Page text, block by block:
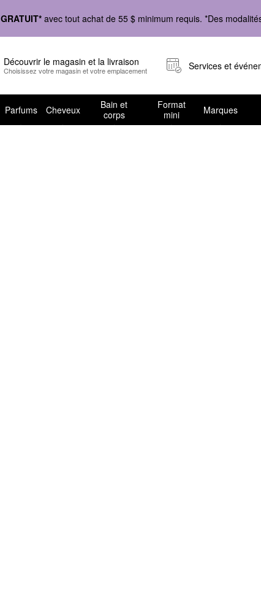
GRATUIT* avec tout achat de 55 $ minimum requis. *Des
Découvrir le magasin et la livraison
Choisissez votre magasin et votre emplacement Services et
Parfums Cheveux
Bain et
corps
Format
mini
Marques